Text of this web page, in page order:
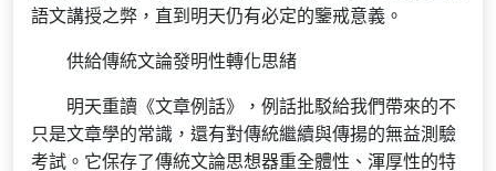
語文講授之弊，直到明天仍有必定的鑒戒意義。
供給傳統文論發明性轉化思緒
明天重讀《文章例話》，例話批駁給我們帶來的不
只是文章學的常識，還有對傳統繼續與傳揚的無益測驗
考試。它保存了傳統文論思想器重全體性、渾厚性的特